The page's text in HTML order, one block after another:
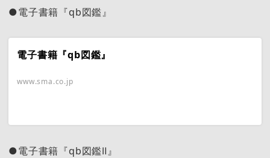
●電子書籍『qb図鑑』
電子書籍『qb図鑑』
www.sma.co.jp
●電子書籍『qb図鑑Ⅱ』